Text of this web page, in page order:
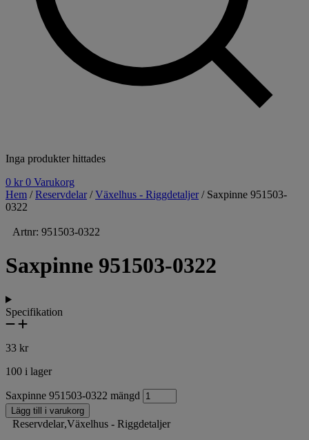
Inga produkter hittades
0 kr 0 Varukorg
Hem /Reservdelar /Växelhus - Riggdetaljer / Saxpinne 951503-
0322
Artnr: 951503-0322
Saxpinne 951503-0322
Specifikation
33 kr
100 i lager
Saxpinne 951503-0322 mängd
Lägg till i varukorg
Reservdelar,Växelhus - Riggdetaljer